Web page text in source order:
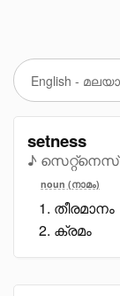
setness
♪ സെറ്റ്നെസ്
noun (നാമം)
തീരമാനം
ക്രമം